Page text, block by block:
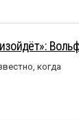
когда